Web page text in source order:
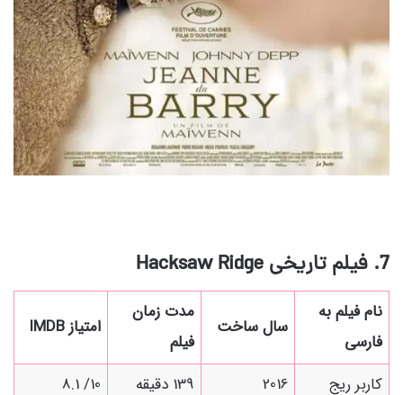
7. فیلم تاریخی Hacksaw Ridge
نام فیلم به
فارسی
سال ساخت
مدت زمان
فیلم
امتیاز IMDB
کاربر ریج 2016 139 دقیقه 10/ 8.1